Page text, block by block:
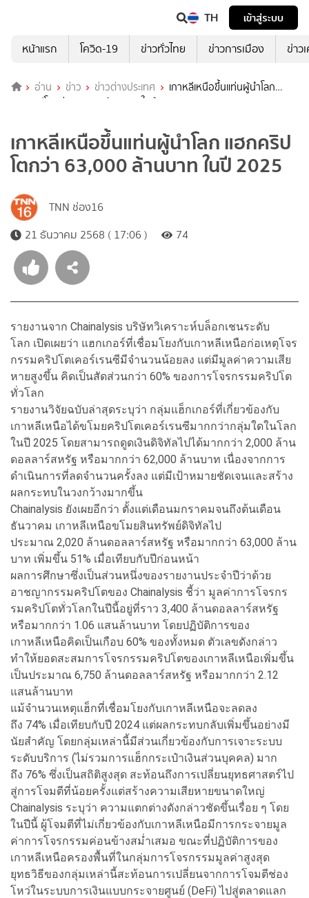
TH
เข้าสู่ระบบ
หน้าแรก
โควิด-19 ข่าวทั่วไทย ข่าวการเมือง ข่าว
อ่าน ข่าว ข่าวต่างประเทศ
เกาหลีเหนือขึ้นแท่นผู้นำโลก
แฮกคริปโตกว่า 63,000 ล้านบาท ในปี 2025
เกาหลีเหนือขึ้นแท่นผู้นำโลก แฮกคริป
โตกว่า 63,000 ล้านบาท ในปี 2025
TNN ช่อง16
21 ธันวาคม 2568 ( 17:06 )
74
รายงานจาก Chainalysis บริษัทวิเคราะห์บล็อกเชนระดับ
โลก เปิดเผยว่า แฮกเกอร์ที่เชื่อมโยงกับเกาหลีเหนือก่อเหตุโจร
กรรมคริปโตเคอร์เรนซีมีจำนวนน้อยลง แต่มีมูลค่าความเสีย
หายสูงขึ้น คิดเป็นสัดส่วนกว่า 60% ของการโจรกรรมคริปโต
ทั่วโลก
รายงานวิจัยฉบับล่าสุดระบุว่า กลุ่มแฮ็กเกอร์ที่เกี่ยวข้องกับ
เกาหลีเหนือได้ขโมยคริปโตเคอร์เรนซีมากกว่ากลุ่มใดในโลก
ในปี 2025 โดยสามารถดูดเงินดิจิทัลไปได้มากกว่า 2,000 ล้าน
ดอลลาร์สหรัฐ หรือมากกว่า 62,000 ล้านบาท เนื่องจากการ
ดำเนินการที่ลดจำนวนครั้งลง แต่มีเป้าหมายชัดเจนและสร้าง
ผลกระทบในวงกว้างมากขึ้น
Chainalysis ยังเผยอีกว่า ตั้งแต่เดือนมกราคมจนถึงต้นเดือน
ธันวาคม เกาหลีเหนือขโมยสินทรัพย์ดิจิทัลไป
ประมาณ 2,020 ล้านดอลลาร์สหรัฐ หรือมากกว่า 63,000 ล้าน
บาท เพิ่มขึ้น 51% เมื่อเทียบกับปีก่อนหน้า
ผลการศึกษาซึ่งเป็นส่วนหนึ่งของรายงานประจำปีว่าด้วย
อาชญากรรมคริปโตของ Chainalysis ชี้ว่า มูลค่าการโจรกร
รมคริปโตทั่วโลกในปีนี้อยู่ที่ราว 3,400 ล้านดอลลาร์สหรัฐ
หรือมากกว่า 1.06 แสนล้านบาท โดยปฏิบัติการของ
เกาหลีเหนือคิดเป็นเกือบ 60% ของทั้งหมด ตัวเลขดังกล่าว
ทำให้ยอดสะสมการโจรกรรมคริปโตของเกาหลีเหนือเพิ่มขึ้น
เป็นประมาณ 6,750 ล้านดอลลาร์สหรัฐ หรือมากกว่า 2.12
แสนล้านบาท
แม้จำนวนเหตุแฮ็กที่เชื่อมโยงกับเกาหลีเหนือจะลดลง
ถึง 74% เมื่อเทียบกับปี 2024 แต่ผลกระทบกลับเพิ่มขึ้นอย่างมี
นัยสำคัญ โดยกลุ่มเหล่านี้มีส่วนเกี่ยวข้องกับการเจาะระบบ
ระดับบริการ (ไม่รวมการแฮ็กกระเป๋าเงินส่วนบุคคล) มาก
ถึง 76% ซึ่งเป็นสถิติสูงสุด สะท้อนถึงการเปลี่ยนยุทธศาสตร์ไป
สู่การโจมตีที่น้อยครั้งแต่สร้างความเสียหายขนาดใหญ่
Chainalysis ระบุว่า ความแตกต่างดังกล่าวชัดขึ้นเรื่อย ๆ โดย
ในปีนี้ ผู้โจมตีที่ไม่เกี่ยวข้องกับเกาหลีเหนือมีการกระจายมูล
ค่าการโจรกรรมค่อนข้างสม่ำเสมอ ขณะที่ปฏิบัติการของ
เกาหลีเหนือครองพื้นที่ในกลุ่มการโจรกรรมมูลค่าสูงสุด
ยุทธวิธีของกลุ่มเหล่านี้สะท้อนการเปลี่ยนจากการโจมตีช่อง
โหว่ในระบบการเงินแบบกระจายศูนย์ (DeFi) ไปสู่ตลาดแลก